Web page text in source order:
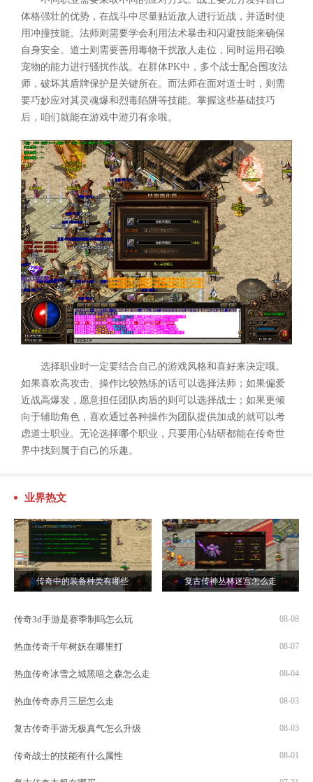
体格强壮的优势，在战斗中尽量贴近敌人进行近战，并适时使
用冲撞技能。法师则需要学会利用法术暴击和闪避技能来确保
自身安全。道士则需要善用毒物干扰敌人走位，同时运用召唤
宠物的能力进行骚扰作战。在群体PK中，多个战士配合围攻法
师，破坏其盾牌保护是关键所在。而法师在面对道士时，则需
要巧妙应对其灵魂爆和烈毒陷阱等技能。掌握这些基础技巧
后，咱们就能在游戏中游刃有余啦。
选择职业时一定要结合自己的游戏风格和喜好来决定哦。
如果喜欢高攻击、操作比较熟练的话可以选择法师；如果偏爱
近战高爆发，愿意担任团队肉盾的则可以选择战士；如果更倾
向于辅助角色，喜欢通过各种操作为团队提供加成的就可以考
虑道士职业。无论选择哪个职业，只要用心钻研都能在传奇世
界中找到属于自己的乐趣。
业界热文
传奇中的装备种类有哪些 复古传神丛林迷宫怎么走
传奇3d手游是赛季制吗怎么玩 08-08
热血传奇千年树妖在哪里打 08-07
热血传奇冰雪之城黑暗之森怎么走 08-04
热血传奇赤月三层怎么走 08-03
复古传奇手游无极真气怎么升级 08-03
传奇战士的技能有什么属性 08-01